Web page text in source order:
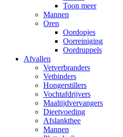
Toon meer
Mannen
Oren
Oordopjes
Oorreiniging
Oordruppels
Afvallen
Vetverbranders
Vetbinders
Hongerstillers
Vochtafdrijvers
Maaltijdvervangers
Dieetvoeding
Afslankthee
Mannen